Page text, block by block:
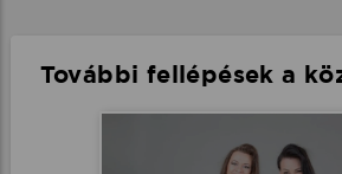
További fellépések a